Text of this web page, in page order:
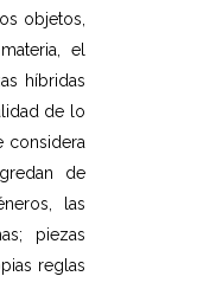
objetos,
el
híbridas
de lo
considera
de
las
piezas
reglas